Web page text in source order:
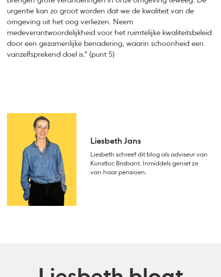
urgentie kan zo groot worden dat we de kwaliteit van de
omgeving uit het oog verliezen. Neem
medeverantwoordelijkheid voor het ruimtelijke kwaliteitsbeleid
door een gezamenlijke benadering, waarin schoonheid een
vanzelfsprekend doel is.” (punt 5)
Liesbeth Jans
Liesbeth schreef dit blog als adviseur van
Kunstloc Brabant. Inmiddels geniet ze
van haar pensioen.